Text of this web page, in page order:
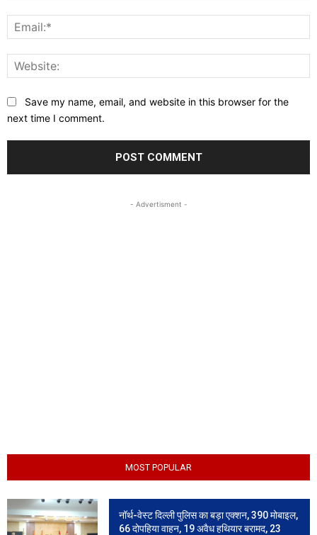
Save my name, email, and website in this browser for the
next time I comment.
- Advertisment -
MOST POPULAR
नॉर्थ-वेस्ट दिल्ली पुलिस का बड़ा एक्शन, 390 मोबाइल,
66 दोपहिया वाहन, 19 अवैध हथियार बरामद, 23